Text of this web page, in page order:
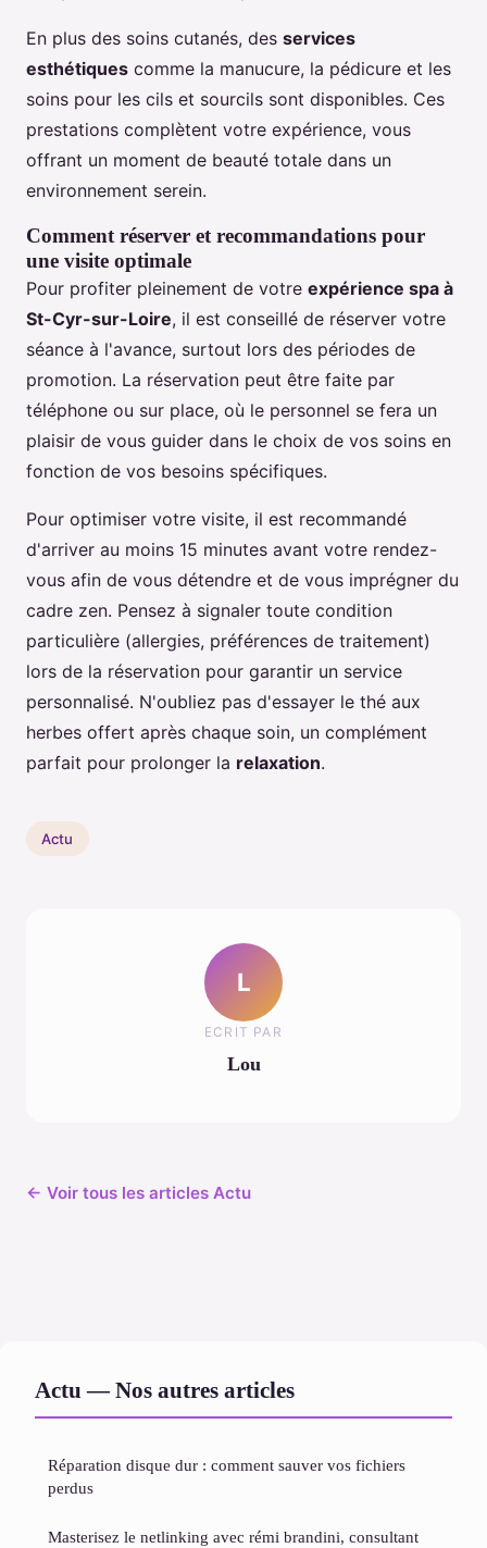
En plus des soins cutanés, des services
esthétiques comme la manucure, la pédicure et les
soins pour les cils et sourcils sont disponibles. Ces
prestations complètent votre expérience, vous
offrant un moment de beauté totale dans un
environnement serein.
Comment réserver et recommandations pour
une visite optimale
Pour profiter pleinement de votre expérience spa à
St-Cyr-sur-Loire, il est conseillé de réserver votre
séance à l'avance, surtout lors des périodes de
promotion. La réservation peut être faite par
téléphone ou sur place, où le personnel se fera un
plaisir de vous guider dans le choix de vos soins en
fonction de vos besoins spécifiques.
Pour optimiser votre visite, il est recommandé
d'arriver au moins 15 minutes avant votre rendez-
vous afin de vous détendre et de vous imprégner du
cadre zen. Pensez à signaler toute condition
particulière (allergies, préférences de traitement)
lors de la réservation pour garantir un service
personnalisé. N'oubliez pas d'essayer le thé aux
herbes offert après chaque soin, un complément
parfait pour prolonger la relaxation.
Actu
L
ECRIT PAR
Lou
← Voir tous les articles Actu
Actu — Nos autres articles
Réparation disque dur : comment sauver vos fichiers
perdus
Masterisez le netlinking avec rémi brandini, consultant